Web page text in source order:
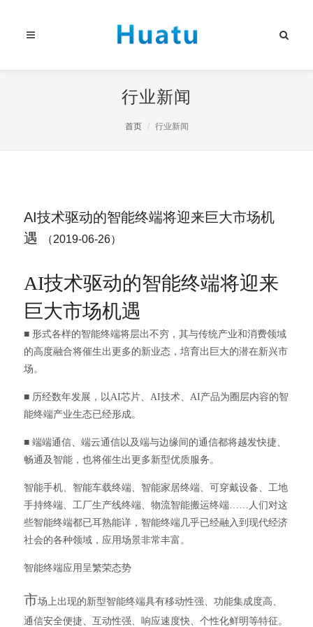
行业新闻
首页 行业新闻
AI技术驱动的智能终端将迎来巨大市场机
遇
（2019-06-26）
AI技术驱动的智能终端将迎来
巨大市场机遇
■ 形式各样的智能终端将层出不穷，其与传统产业和消费领域
的高度融合将催生出更多的新业态，培育出巨大的潜在新兴市
场。
■ 历经数年发展，以AI芯片、AI技术、AI产品为圈层内容的智
能终端产业生态已经形成。
■ 端端通信、端云通信以及端与边缘间的通信都将越发快捷、
畅通及智能，也将催生出更多新型优质服务。
智能手机、智能车载终端、智能家居终端、可穿戴设备、工地
手持终端、工厂生产线终端、物流智能搬运终端……人们对这
些智能终端都已耳熟能详，智能终端几乎已经融入到现代经济
社会的各种领域，应用场景非常丰富。
智能终端应用呈繁荣态势
市场上出现的新型智能终端具有移动性强、功能集成度高、
通信安全便捷、互动性强、响应速度快、个性化鲜明等特征。